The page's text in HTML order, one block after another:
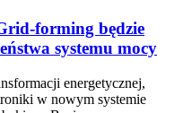
forming będzie
systemu mocy
energetycznej,
w nowym systemie